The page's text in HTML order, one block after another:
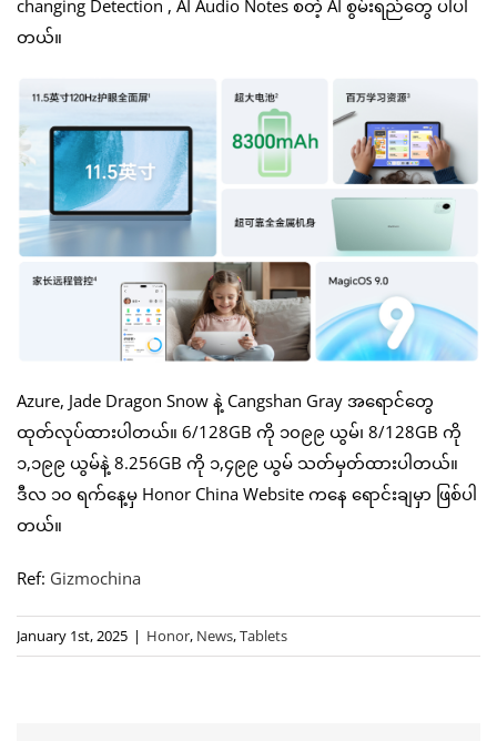
changing Detection , AI Audio Notes စတဲ့ AI စွမ်းရည်တွေ ပါပါ
တယ်။
Azure, Jade Dragon Snow နဲ့ Cangshan Gray အရောင်တွေ
ထုတ်လုပ်ထားပါတယ်။ 6/128GB ကို ၁၀၉၉ ယွမ်၊ 8/128GB ကို
၁,၁၉၉ ယွမ်နဲ့ 8.256GB ကို ၁,၄၉၉ ယွမ် သတ်မှတ်ထားပါတယ်။
ဒီလ ၁၀ ရက်နေ့မှ Honor China Website ကနေ ရောင်းချမှာ ဖြစ်ပါ
တယ်။
Ref: Gizmochina
January 1st, 2025 | Honor, News,Tablets